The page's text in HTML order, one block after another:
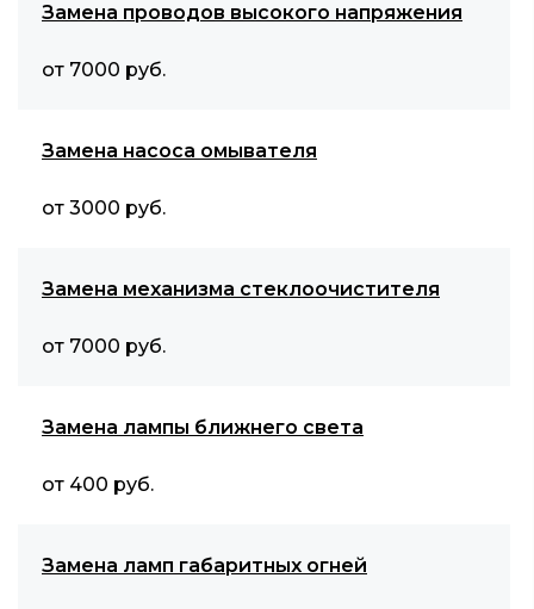
Замена проводов высокого напряжения
от 7000 руб.
Замена насоса омывателя
от 3000 руб.
Замена механизма стеклоочистителя
от 7000 руб.
Замена лампы ближнего света
от 400 руб.
Замена ламп габаритных огней